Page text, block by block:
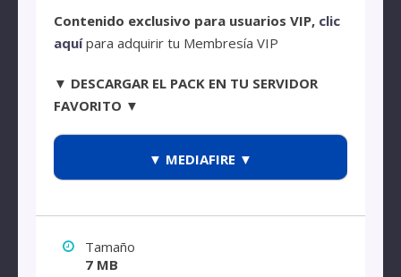
Contenido exclusivo para usuarios VIP, clic
aquípara adquirir tu Membresía VIP
▼ DESCARGAR EL PACK EN TU SERVIDOR
FAVORITO ▼
▼ MEDIAFIRE ▼
Tamaño
7 MB